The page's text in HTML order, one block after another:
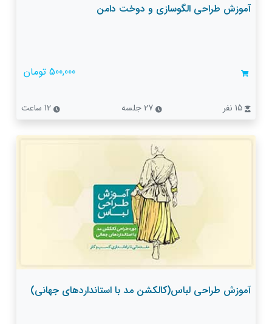
آموزش طراحی الگوسازی و دوخت دامن
500,000 تومان
27 جلسه
آموزش طراحی لباس(کالکشن مد با استانداردهای جهانی)